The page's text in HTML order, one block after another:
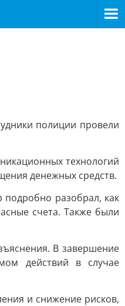
полиции провели
технологий
денежных средств.
разобрал, как
счета. Также были
В завершение
действий в случае
и снижение рисков,